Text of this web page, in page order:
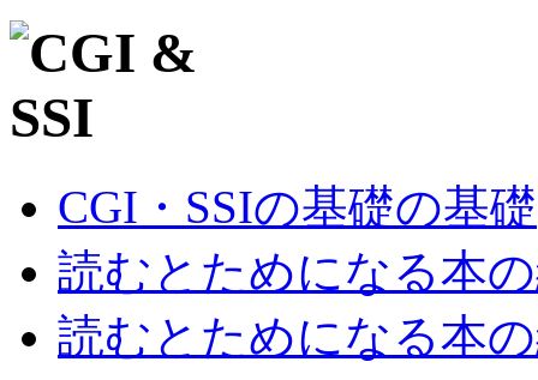
CGI・SSIの基礎の基礎
読むとためになる本
読むとためになる本